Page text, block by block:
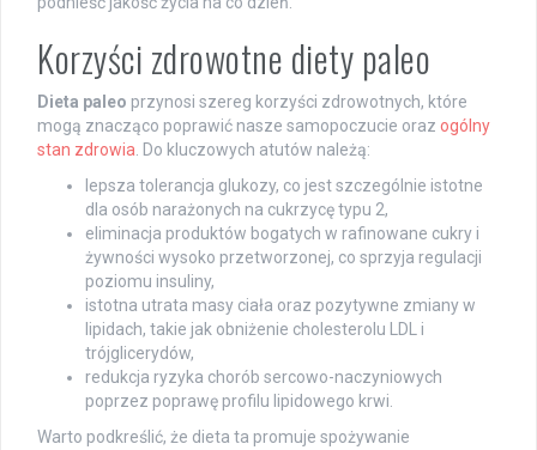
Korzyści zdrowotne diety paleo
Dieta paleo przynosi szereg korzyści zdrowotnych, które
mogą znacząco poprawić nasze samopoczucie oraz ogólny
stan zdrowia. Do kluczowych atutów należą:
lepsza tolerancja glukozy, co jest szczególnie istotne
dla osób narażonych na cukrzycę typu 2,
eliminacja produktów bogatych w rafinowane cukry i
żywności wysoko przetworzonej, co sprzyja regulacji
poziomu insuliny,
istotna utrata masy ciała oraz pozytywne zmiany w
lipidach, takie jak obniżenie cholesterolu LDL i
trójglicerydów,
redukcja ryzyka chorób sercowo-naczyniowych
poprzez poprawę profilu lipidowego krwi.
Warto podkreślić, że dieta ta promuje spożywanie